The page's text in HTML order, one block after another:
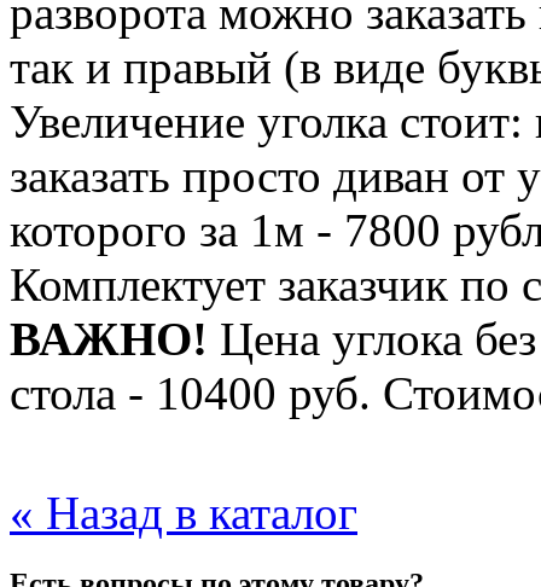
разворота можно
так и правый (в виде
Увеличение уголка
заказать просто диван от
которого за 1м - 7800
Комплектует заказчик
ВАЖНО! Цена углока
стола - 10400 руб.
« Назад в каталог